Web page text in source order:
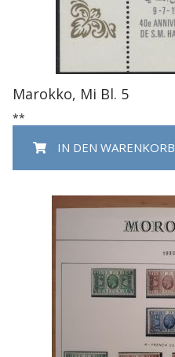
Marokko, Mi Bl. 5
**
IN DEN WARENKORB